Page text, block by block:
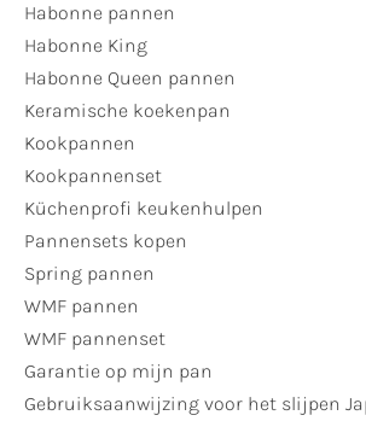
Habonne pannen
Habonne King
Habonne Queen pannen
Keramische koekenpan
Kookpannen
Kookpannenset
Küchenprofi keukenhulpen
Pannensets kopen
Spring pannen
WMF pannen
WMF pannenset
Garantie op mijn pan
Gebruiksaanwijzing voor het slijpen